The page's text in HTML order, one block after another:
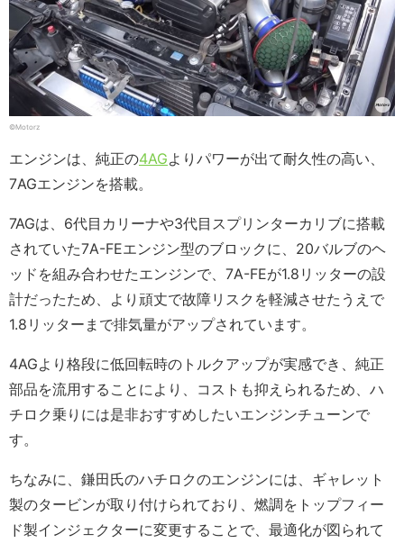
©Motorz
エンジンは、純正の4AGよりパワーが出て耐久性の高い、
7AGエンジンを搭載。
7AGは、6代目カリーナや3代目スプリンターカリブに搭載
されていた7A-FEエンジン型のブロックに、20バルブのヘ
ッドを組み合わせたエンジンで、7A-FEが1.8リッターの設
計だったため、より頑丈で故障リスクを軽減させたうえで
1.8リッターまで排気量がアップされています。
4AGより格段に低回転時のトルクアップが実感でき、純正
部品を流用することにより、コストも抑えられるため、ハ
チロク乗りには是非おすすめしたいエンジンチューンで
す。
ちなみに、鎌田氏のハチロクのエンジンには、ギャレット
製のタービンが取り付けられており、燃調をトップフィー
ド製インジェクターに変更することで、最適化が図られて